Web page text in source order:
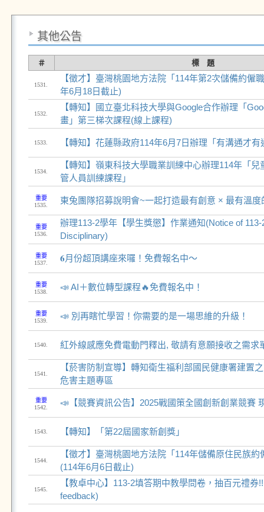
其他公告
＃ 標 題
1531.
【徵才】臺灣桃園地方法院「114年第2次儲備約僱
年6月18日截止)
1532.
【轉知】國立臺北科技大學與Google合作辦理「
畫」第三梯次課程(線上課程)
1533. 【轉知】花蓮縣政府114年6月7日辦理「有溝通才
1534.
【轉知】嶺東科技大學職業訓練中心辦理114年「
管人員訓練課程」
重要
1535.
東兔團隊招募說明會~一起打造最有創意 × 最有溫度
重要
1536.
辦理113-2學年【學生獎懲】作業通知(Notice of 113-
Disciplinary)
重要
1537.
𝟔月份超頂講座來囉！免費報名中～
重要
1538.
📣 AI＋數位轉型課程🔥免費報名中！
重要
1539.
📣 別再瞎忙學習！你需要的是一場思維的升級！
1540. 紅外線感應免費電動門釋出, 敬請有意願接收之需求
1541.
【菸害防制宣導】轉知衛生福利部國民健康署建置
危害主題專區
重要
1542.
📣【競賽資訊公告】2025戰國策全國創新創業競賽
1543. 【轉知】「第22屆國家新創獎」
1544.
【徵才】臺灣桃園地方法院「114年儲備原住民族
(114年6月6日截止)
1545.
【教卓中心】113-2填答期中教學問卷，抽百元禮券
feedback)